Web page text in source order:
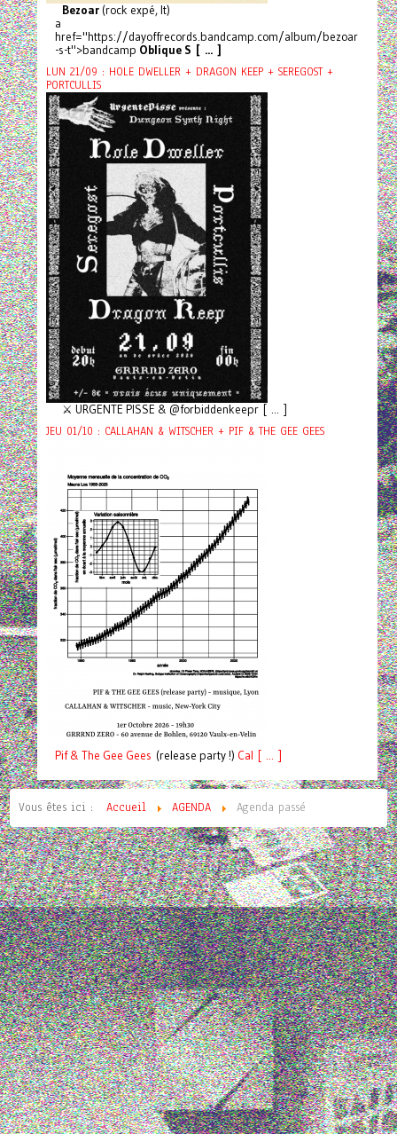
Bezoar(rock expé, It)
a
href="https://dayoffrecords.bandcamp.com/album/bezoar
-s-t">bandcamp Oblique S [ ... ]
LUN 21/09 : HOLE DWELLER + DRAGON KEEP + SEREGOST +
PORTCULLIS
⚔️ URGENTE PISSE & @forbiddenkeepr [ ... ]
JEU 01/10 : CALLAHAN & WITSCHER + PIF & THE GEE GEES
Pif& The Gee Gees (release party !) Cal [ ... ]
Vous êtes ici : Accueil AGENDA Agenda passé